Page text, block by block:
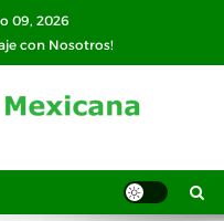
09, 2026
con Nosotros!